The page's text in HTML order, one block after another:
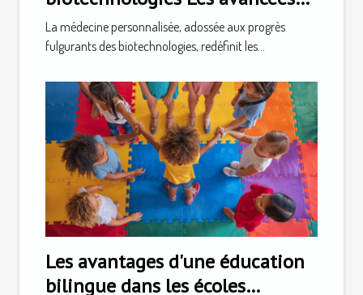
qui transforment notre santé
La médecine personnalisée, adossée aux progrès
fulgurants des biotechnologies, redéfinit les...
Les avantages d'une éducation
bilingue dans les écoles